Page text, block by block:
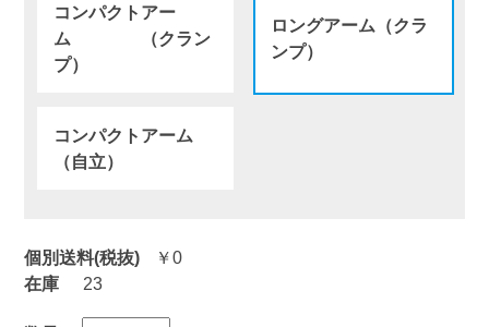
個別送料(税抜) ￥0
コンパクトアー
ム （クラン
プ）
ロングアーム（クラ
ンプ）
コンパクトアーム
（自立）
在庫 23